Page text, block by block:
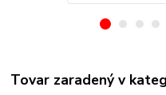
Tovar zaradený v